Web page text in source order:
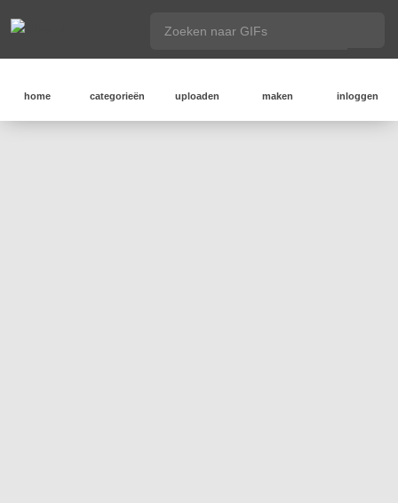
home categorieën uploaden maken inloggen